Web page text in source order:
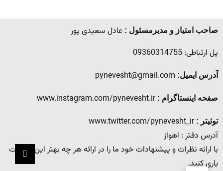
صاحب امتیاز و مدیرمسئول : عادل سعیدی پور
پل ارتباطی: 09360314755
آدرس ایمیل:
صفحه اینستاگرام : www.instagram.com/pynevesht.ir
توئیتر : www.twitter.com/pynevesht_ir
آدرس دفتر : اهواز
با ارائه نظرات و پیشنهادات خود ما را در ارائه هر چه بهتر این خدمات
یاری کنید.